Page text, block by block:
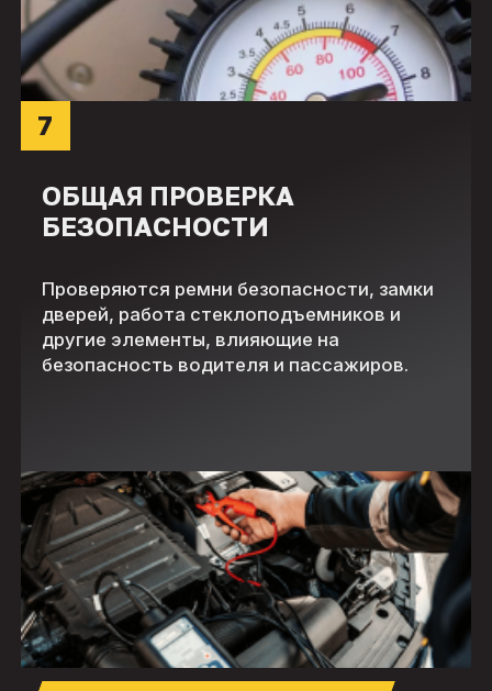
ОБЩАЯ ПРОВЕРКА
БЕЗОПАСНОСТИ
Проверяются ремни безопасности, замки
дверей, работа стеклоподъемников и
другие элементы, влияющие на
безопасность водителя и пассажиров.
7